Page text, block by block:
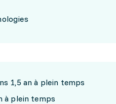
1,5 an à plein temps
à plein temps